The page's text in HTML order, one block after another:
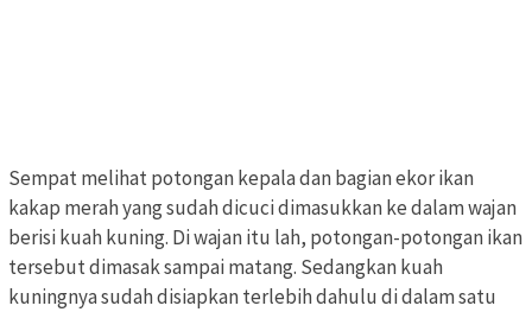
Sempat melihat potongan kepala dan bagian ekor ikan
kakap merah yang sudah dicuci dimasukkan ke dalam wajan
berisi kuah kuning. Di wajan itu lah, potongan-potongan ikan
tersebut dimasak sampai matang. Sedangkan kuah
kuningnya sudah disiapkan terlebih dahulu di dalam satu